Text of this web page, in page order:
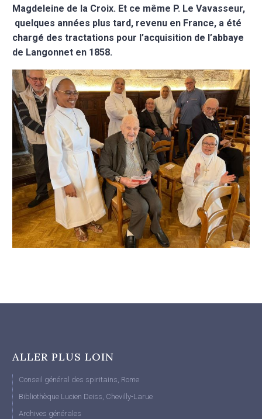
Magdeleine de la Croix. Et ce même P. Le Vavasseur,
quelques années plus tard, revenu en France, a été
chargé des tractations pour l’acquisition de l’abbaye
de Langonnet en 1858.
ALLER PLUS LOIN
Conseil général des spiritains, Rome
Bibliothèque Lucien Deiss, Chevilly-Larue
Archives générales